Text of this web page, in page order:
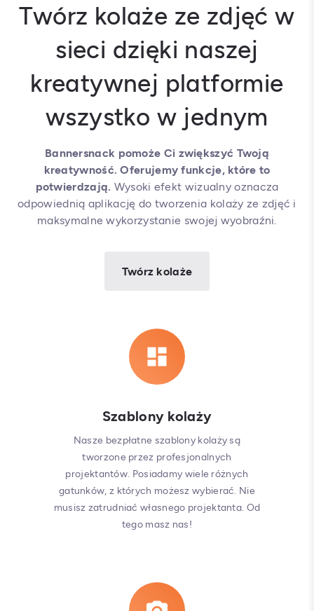
Twórz kolaże ze zdjęć w
sieci dzięki naszej
kreatywnej platformie
wszystko w jednym
Bannersnack pomoże Ci zwiększyć Twoją
kreatywność. Oferujemy funkcje, które to
potwierdzają. Wysoki efekt wizualny oznacza
odpowiednią aplikację do tworzenia kolaży ze zdjęć i
maksymalne wykorzystanie swojej wyobraźni.
Twórz kolaże
Szablony kolaży
Nasze bezpłatne szablony kolaży są
tworzone przez profesjonalnych
projektantów. Posiadamy wiele różnych
gatunków, z których możesz wybierać. Nie
musisz zatrudniać własnego projektanta. Od
tego masz nas!